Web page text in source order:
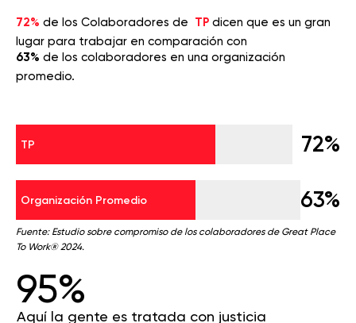
72% de los Colaboradores de TP dicen que es un gran
lugar para trabajar en comparación con
63% de los colaboradores en una organización
promedio.
TP 72%
Organización Promedio 63%
Fuente: Estudio sobre compromiso de los colaboradores de Great Place
To Work® 2024.
95%
Aquí la gente es tratada con justicia